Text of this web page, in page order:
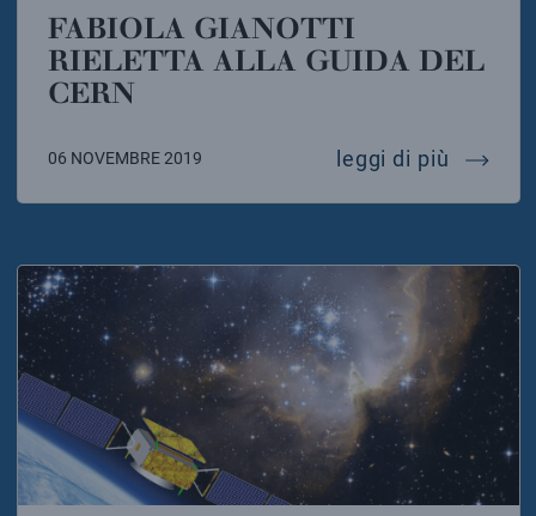
FABIOLA GIANOTTI
RIELETTA ALLA GUIDA DEL
CERN
06 NOVEMBRE 2019 leggi di più